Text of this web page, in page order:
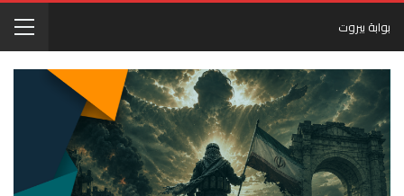
بوابة بيروت